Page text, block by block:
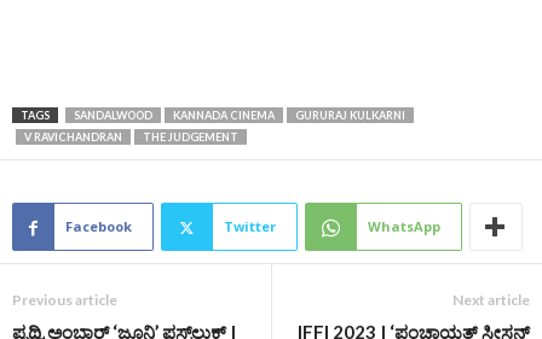
TAGS SANDALWOOD KANNADA CINEMA
GURURAJ KULKARNI
V RAVICHANDRAN
THE JUDGEMENT
Facebook Twitter WhatsApp
Previous article
ಪೃಥ್ವಿ ಅಂಬಾರ್ ‘ಜೂನಿ’ ಫಸ್ಟ್‌ಲುಕ್‌ |
Next article
IFFI 2023 | ‘ಪಂಚಾಯತ್ ಸೀಸನ್